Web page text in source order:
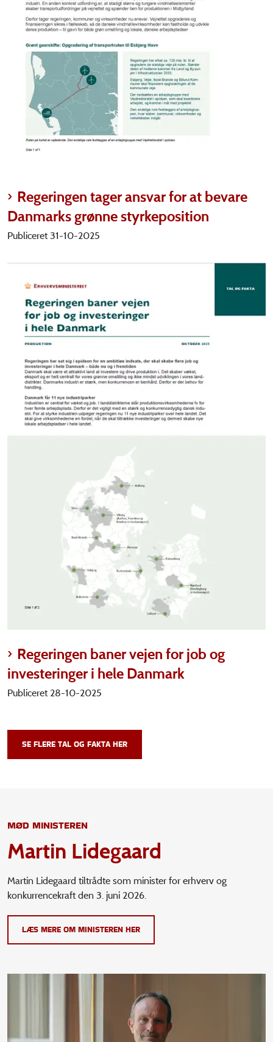
Regeringen tager ansvar for at bevare
Danmarks grønne styrkeposition
Publiceret 31-10-2025
Regeringen baner vejen for job og
investeringer i hele Danmark
Publiceret 28-10-2025
SE FLERE TAL OG FAKTA HER
MØD MINISTEREN
Martin Lidegaard
Martin Lidegaard tiltrådte som minister for erhverv og
konkurrencekraft den 3. juni 2026.
LÆS MERE OM MINISTEREN HER